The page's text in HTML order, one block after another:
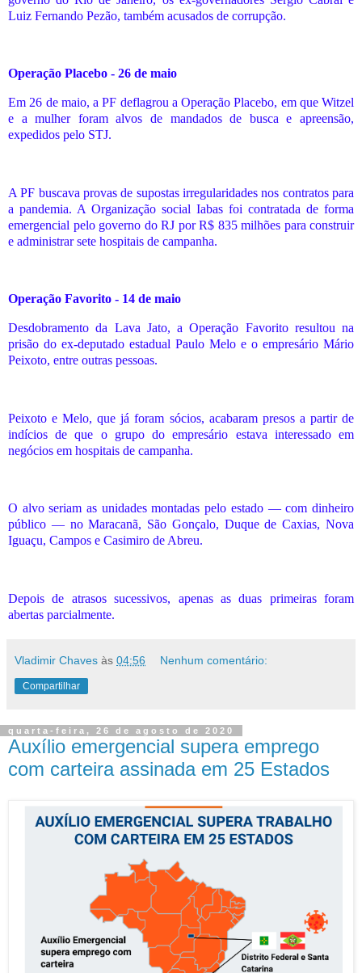
Luiz Fernando Pezão, também acusados de corrupção.
Operação Placebo - 26 de maio
Em 26 de maio, a PF deflagrou a Operação Placebo, em que Witzel
e a mulher foram alvos de mandados de busca e apreensão,
expedidos pelo STJ.
A PF buscava provas de supostas irregularidades nos contratos para
a pandemia. A Organização social Iabas foi contratada de forma
emergencial pelo governo do RJ por R$ 835 milhões para construir
e administrar sete hospitais de campanha.
Operação Favorito - 14 de maio
Desdobramento da Lava Jato, a Operação Favorito resultou na
prisão do ex-deputado estadual Paulo Melo e o empresário Mário
Peixoto, entre outras pessoas.
Peixoto e Melo, que já foram sócios, acabaram presos a partir de
indícios de que o grupo do empresário estava interessado em
negócios em hospitais de campanha.
O alvo seriam as unidades montadas pelo estado — com dinheiro
público — no Maracanã, São Gonçalo, Duque de Caxias, Nova
Iguaçu, Campos e Casimiro de Abreu.
Depois de atrasos sucessivos, apenas as duas primeiras foram
abertas parcialmente.
Vladimir Chaves às 04:56 Nenhum comentário:
Compartilhar
quarta-feira, 26 de agosto de 2020
Auxílio emergencial supera emprego
com carteira assinada em 25 Estados